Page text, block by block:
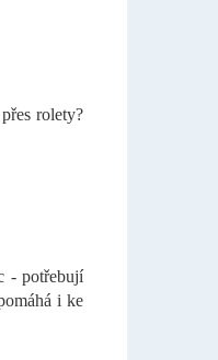
rolety?
- potřebují
i ke